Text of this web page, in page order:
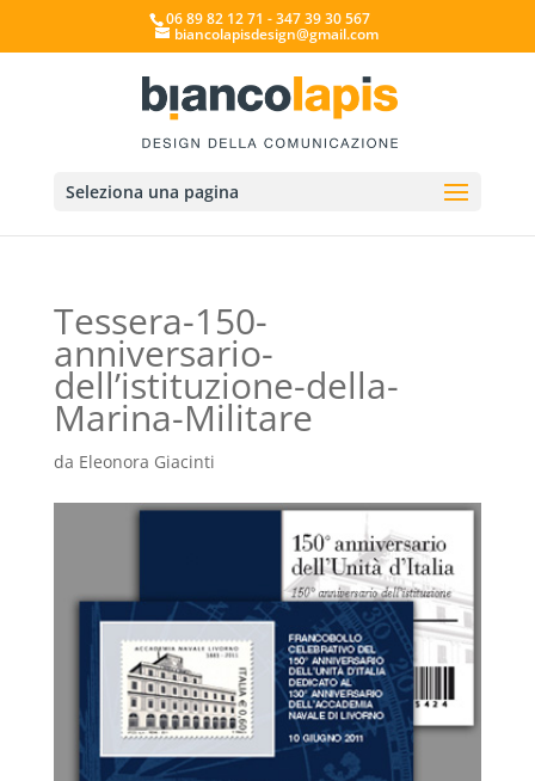
06 89 82 12 71 - 347 39 30 567
biancolapisdesign@gmail.com
Seleziona una pagina
Tessera-150-
anniversario-
dell’istituzione-della-
Marina-Militare
da Eleonora Giacinti